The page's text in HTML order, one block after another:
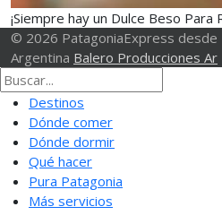
¡Siempre hay un Dulce Beso Para
© 2026 PatagoniaExpress desde
Argentina Balero Producciones Ar
Destinos
Dónde comer
Dónde dormir
Qué hacer
Pura Patagonia
Más servicios